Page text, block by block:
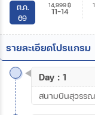
ต.ค.
69
14,999฿
11-14
รายละเอียดโปรแกรม
Day : 1
สนามบินสุวรร